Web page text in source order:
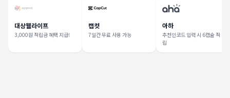
대상웰라이프
3,000원 적립금 혜택 지급!
캡컷
7일간 무료 사용 가능
아하
추천인코드 입력 시 6캡슐 적
립